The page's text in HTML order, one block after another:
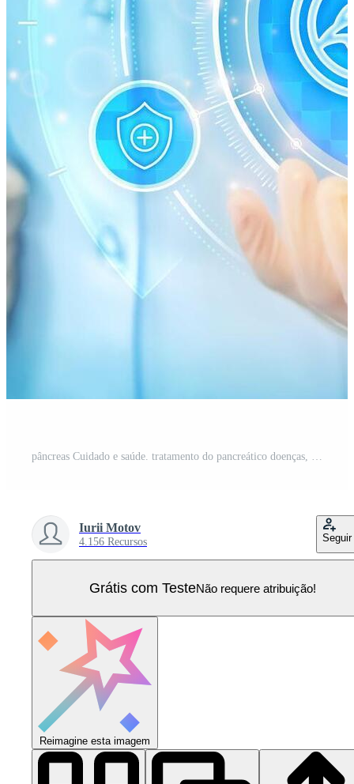
pâncreas Cuidado e saúde. tratamento do pancreático doenças, agudo e crônica pancreatite. médico segurando dentro mão pâncreas ícone e médico ícones rede conexão em virtual tela. . Vetor Pro
Iurii Motov
4.156 Recursos Seguir
Grátis com TesteNão requere atribuição!
Reimagine esta imagem